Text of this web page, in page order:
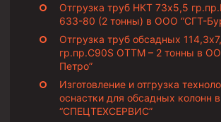
Оборудование для трубопроводов и
высокого давления
Задвижки буровые
Буровые насосы
Противовыбросовое оборудование
Системы верхнего привода (СВП)
Отгрузка труб НКТ 73х5,5
633-80 (2 тонны) в ООО “СГТ-
Отгрузка труб обсадных
гр.пр.C90S ОТТМ – 2 тонны в
Петро”
Изготовление и отгрузка
оснастки для обсадных колонн
“СПЕЦТЕХСЕРВИС”